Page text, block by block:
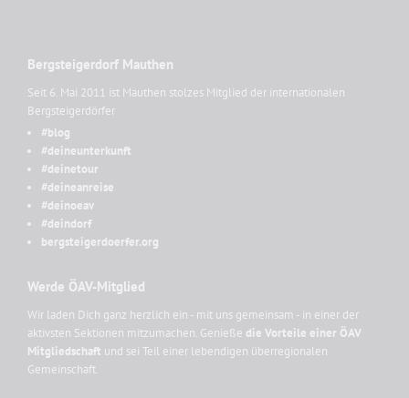
Bergsteigerdorf Mauthen
Seit 6. Mai 2011 ist Mauthen stolzes Mitglied der internationalen
Bergsteigerdörfer
#blog
#deineunterkunft
#deinetour
#deineanreise
#deinoeav
#deindorf
bergsteigerdoerfer.org
Werde ÖAV-Mitglied
Wir laden Dich ganz herzlich ein - mit uns gemeinsam - in einer der
aktivsten Sektionen mitzumachen. Genieße die Vorteile einer ÖAV
Mitgliedschaft und sei Teil einer lebendigen überregionalen
Gemeinschaft.